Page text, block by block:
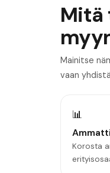
Mitä
Mainitse
vaan
📊
Korosta